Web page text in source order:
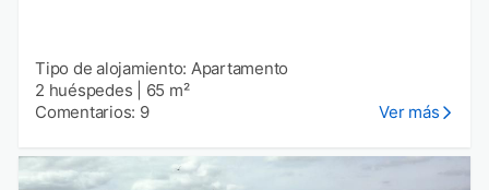
Tipo de alojamiento: Apartamento
2 huéspedes
65 m²
Comentarios: 9
Ver más